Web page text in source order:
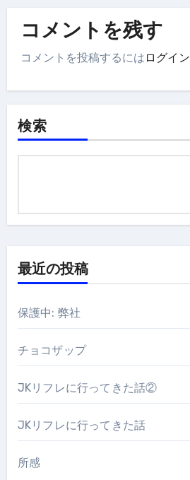
コメントを残す
コメントを投稿するには ログイン
検索
最近の投稿
保護中: 弊社
チョコザップ
JKリフレに行ってきた話②
JKリフレに行ってきた話
所感